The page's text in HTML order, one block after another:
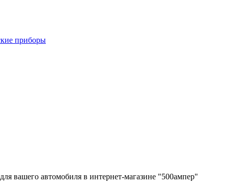
приборы
вашего автомобиля в интернет-магазине "500ампер"